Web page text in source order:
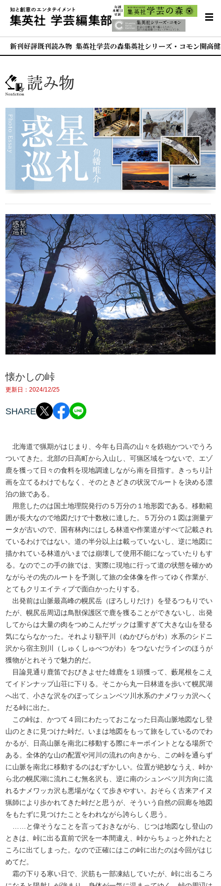
新刊 好評既刊 読み物 集英社学芸の森集英社シリーズ・コモン 開高
読み物
懐かしの峠
更新日：2024/12/25
SHARE
北海道で猟期がはじまり、今年も日高の山々を鉄砲かついでうろ
ついてきた。北部の日高町から入山し、可猟区域をつないで、エゾ
鹿を獲って日々の食料を現地調達しながら南を目指す。きっちり計
画を立てるわけでもなく、そのときどきの状況でルートを決める漂
泊の旅である。
用意したのは国土地理院発行の５万分の１地形図である。移動範
囲が長大なので地図だけで十数枚に達した。５万分の１図は測量デ
ータが古いので、国有林内にはしる林道や作業道がすべて記載され
ているわけではない。道の半分以上は載っていないし、逆に地図に
描かれている林道がいまでは崩壊して使用不能になっていたりもす
る。なのでこの手の旅では、実際に現地に行って道の状態を確かめ
ながらその先のルートを予測して旅の全体像を作ってゆく作業が、
とてもクリエイティブで面白かったりする。
出発前は山脈最高峰の幌尻岳（ぽろしりだけ）を登るつもりでい
たが、幌尻岳周辺は鳥獣保護区で鹿を獲ることができないし、出発
してからは大量の肉をつめこんだザックは重すぎて大きな山を登る
気にならなかった。それより額平川（ぬかびらがわ）水系のシドニ
沢から宿主別川（しゅくしゅべつがわ）をつないだラインのほうが
獲物がとれそうで魅力的だ。
目論見通り鹿笛でおびきよせた雄鹿を１頭獲って、藪尾根をこえ
てイドンナップ山荘に下りる。そこから丸一日林道を歩いて幌尻湖
へ出て、小さな沢をのぼってシュンベツ川水系のナメワッカ沢へく
だる峠に出た。
この峠は、かつて４回にわたっておこなった日高山脈地図なし登
山のときに見つけた峠だ。いまは地図をもって旅をしているのでわ
かるが、日高山脈を南北に移動する際にキーポイントとなる場所で
ある。全体的な山の配置や河川の流れの向きから、この峠を通らず
に山脈を南北に移動するのはむずかしい。位置が絶妙なうえ、峠か
ら北の幌尻湖に流れこむ無名沢も、逆に南のシュンベツ川方向に流
れるナメワッカ沢も悪場がなくて歩きやすい。おそらく古来アイヌ
猟師により歩かれてきた峠だと思うが、そういう自然の回廊を地図
をもたずに見つけたことをわれながら誇らしく思う。
……と偉そうなことを言っておきながら、じつは地図なし登山の
ときは、峠に出る直前で沢を一本間違え、峠からちょっと外れたと
ころに出てしまった。なので正確にはこの峠に出たのは今回がはじ
めてだ。
霜の下りる寒い日で、沢筋も一部凍結していたが、峠に出るころ